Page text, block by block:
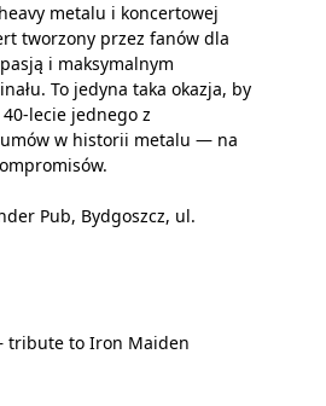
metalu i koncertowej
tworzony przez fanów dla
i maksymalnym
To jedyna taka okazja, by
lecie jednego z
w historii metalu — na
Pub, Bydgoszcz, ul.
tribute to Iron Maiden